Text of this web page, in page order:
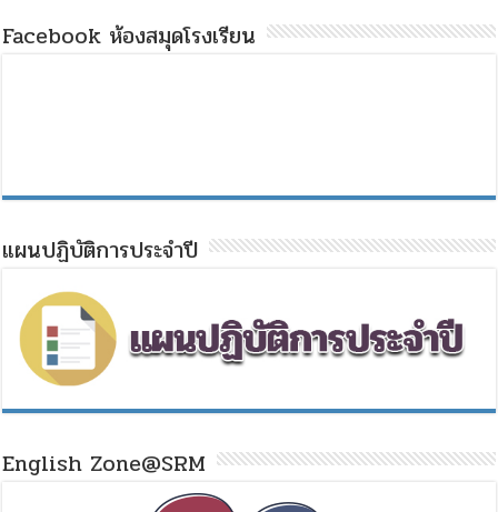
Facebook ห้องสมุดโรงเรียน
แผนปฏิบัติการประจำปี
English Zone@SRM